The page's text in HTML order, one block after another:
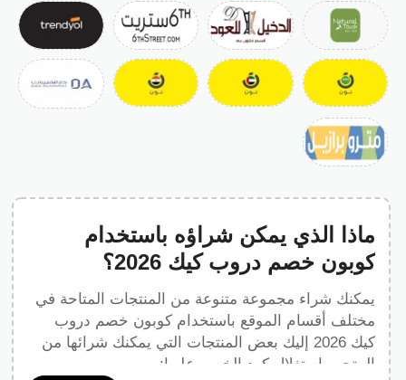
ماذا الذي يمكن شراؤه باستخدام
كوبون خصم دروب كيك 2026؟
يمكنك شراء مجموعة متنوعة من المنتجات المتاحة في
مختلف أقسام الموقع باستخدام كوبون خصم دروب
كيك 2026 إليك بعض المنتجات التي يمكنك شرائها من
المتجر واستغلال كود الخصم عليها: